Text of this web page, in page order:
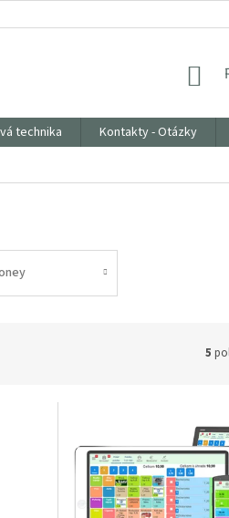
technika Kontakty - Otázky
5